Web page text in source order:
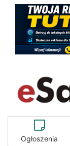
Ogłoszenia